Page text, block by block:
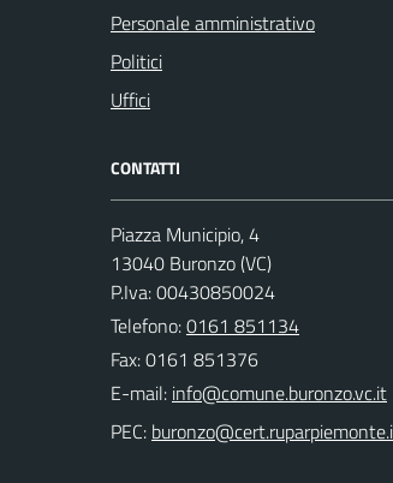
Personale amministrativo
Politici
Uffici
CONTATTI
Piazza Municipio, 4
13040 Buronzo (VC)
P.Iva: 00430850024
Telefono:0161 851134
Fax: 0161 851376
E-mail:
PEC: